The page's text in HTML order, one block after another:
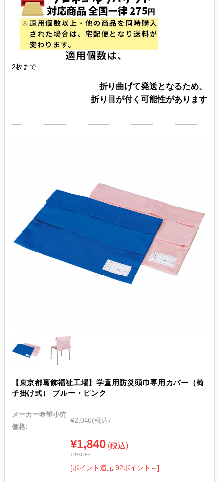
2枚まで
折り曲げて発送となるため、
折り目が付く可能性があります
【東京都葛飾福祉工場】学童用防災頭巾専用カバー（椅
子掛け式） ブルー・ピンク
メーカー希望小売
価格:
¥2,046(税込)
¥1,840 (税込)
10%OFF
[ポイント還元 92ポイント～]